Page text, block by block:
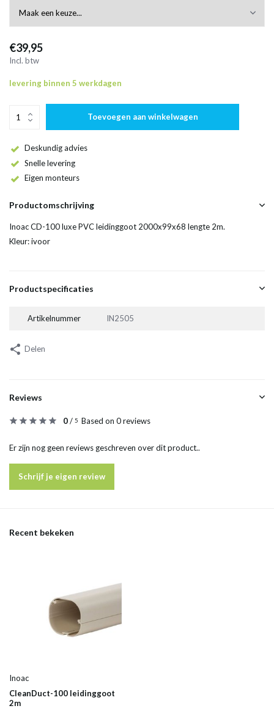
€39,95
Incl. btw
levering binnen 5 werkdagen
Toevoegen aan winkelwagen
Deskundig advies
Snelle levering
Eigen monteurs
Productomschrijving
Inoac CD-100 luxe PVC leidinggoot 2000x99x68 lengte 2m.
Kleur: ivoor
Productspecificaties
Artikelnummer IN2505
Delen
Reviews
0/ 5 Based on 0 reviews
Er zijn nog geen reviews geschreven over dit product..
Schrijf je eigen review
Recent bekeken
Inoac
CleanDuct-100 leidinggoot
2m